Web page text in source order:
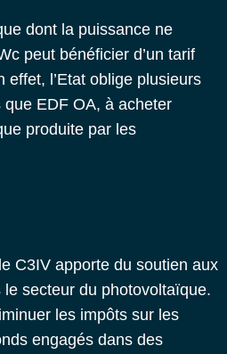
dont la puissance ne
peut bénéficier d’un tarif
effet, l’Etat oblige plusieurs
EDF OA, à acheter
produite par les
C3IV apporte du soutien aux
secteur du photovoltaïque.
les impôts sur les
engagés dans des